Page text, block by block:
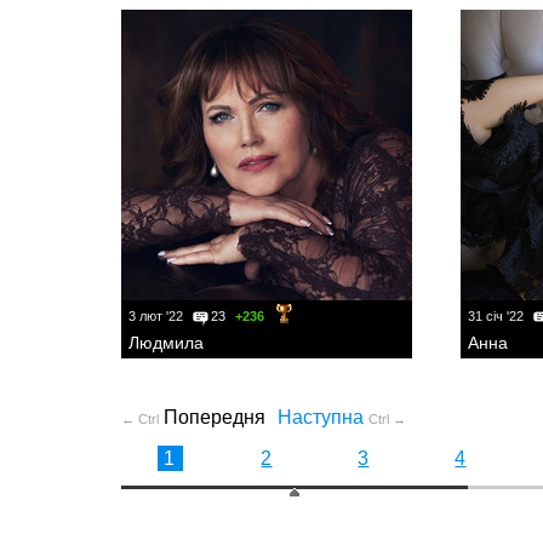
3 лют '22 23 +236
Людмила
31 січ '22
Анна
← Ctrl Попередня Наступна Ctrl →
1 2 3 4